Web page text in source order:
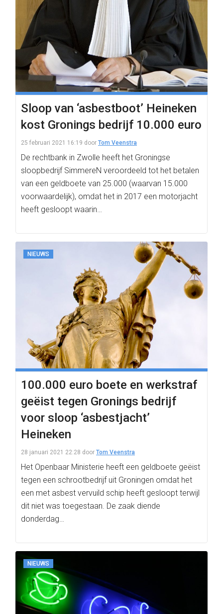
Sloop van ‘asbestboot’ Heineken
kost Gronings bedrijf 10.000 euro
25 februari 2021 16:19 door Tom Veenstra
De rechtbank in Zwolle heeft het Groningse
sloopbedrijf SimmereN veroordeeld tot het betalen
van een geldboete van 25.000 (waarvan 15.000
voorwaardelijk), omdat het in 2017 een motorjacht
heeft gesloopt waarin…
NIEUWS
100.000 euro boete en werkstraf
geëist tegen Gronings bedrijf
voor sloop ‘asbestjacht’
Heineken
28 januari 2021 22:28 door Tom Veenstra
Het Openbaar Ministerie heeft een geldboete geëist
tegen een schrootbedrijf uit Groningen omdat het
een met asbest vervuild schip heeft gesloopt terwijl
dit niet was toegestaan. De zaak diende
donderdag…
NIEUWS